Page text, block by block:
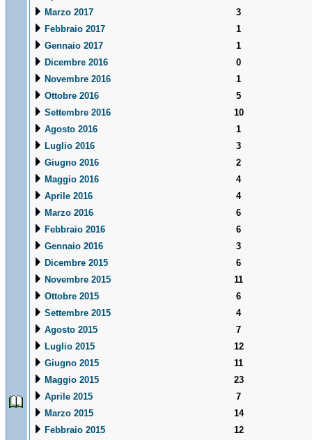
Marzo 2017
3
Febbraio 2017
1
Gennaio 2017
1
Dicembre 2016
0
Novembre 2016
1
Ottobre 2016
5
Settembre 2016
10
Agosto 2016
1
Luglio 2016
3
Giugno 2016
2
Maggio 2016
4
Aprile 2016
4
Marzo 2016
6
Febbraio 2016
6
Gennaio 2016
3
Dicembre 2015
6
Novembre 2015
11
Ottobre 2015
6
Settembre 2015
4
Agosto 2015
7
Luglio 2015
12
Giugno 2015
11
Maggio 2015
23
Aprile 2015
7
Marzo 2015
14
Febbraio 2015
12